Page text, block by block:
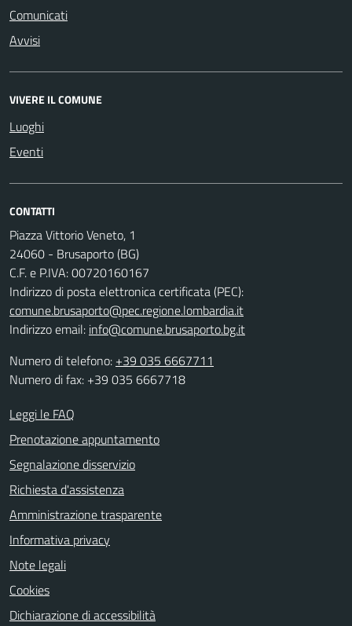
Comunicati
Avvisi
VIVERE IL COMUNE
Luoghi
Eventi
CONTATTI
Piazza Vittorio Veneto, 1
24060 - Brusaporto (BG)
C.F. e P.IVA: 00720160167
Indirizzo di posta elettronica certificata (PEC):
comune.brusaporto@pec.regione.lombardia.it
Indirizzo email: info@comune.brusaporto.bg.it
Numero di telefono: +39 035 6667711
Numero di fax: +39 035 6667718
Leggi le FAQ
Prenotazione appuntamento
Segnalazione disservizio
Richiesta d'assistenza
Amministrazione trasparente
Informativa privacy
Note legali
Cookies
Dichiarazione di accessibilità